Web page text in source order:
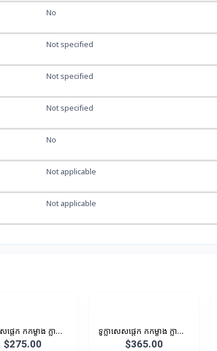
No
Not specified
Not specified
Not specified
No
Not applicable
Not applicable
តេក កកម្ខាង ក្លាស្សេ
ម្ខាង បណ្តោយ
$275.00
ទូក្លាសេសផ្តេក កកម្ខាង ក្លាស្សេ
ម្ខាង បណ្តោយ 1.2M 286L
$365.00